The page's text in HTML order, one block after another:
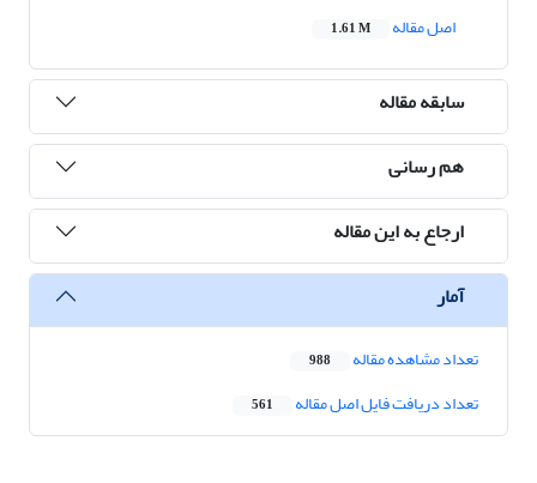
اصل مقاله
1.61 M
سابقه مقاله
هم رسانی
ارجاع به این مقاله
آمار
تعداد مشاهده مقاله 988
تعداد دریافت فایل اصل مقاله 561